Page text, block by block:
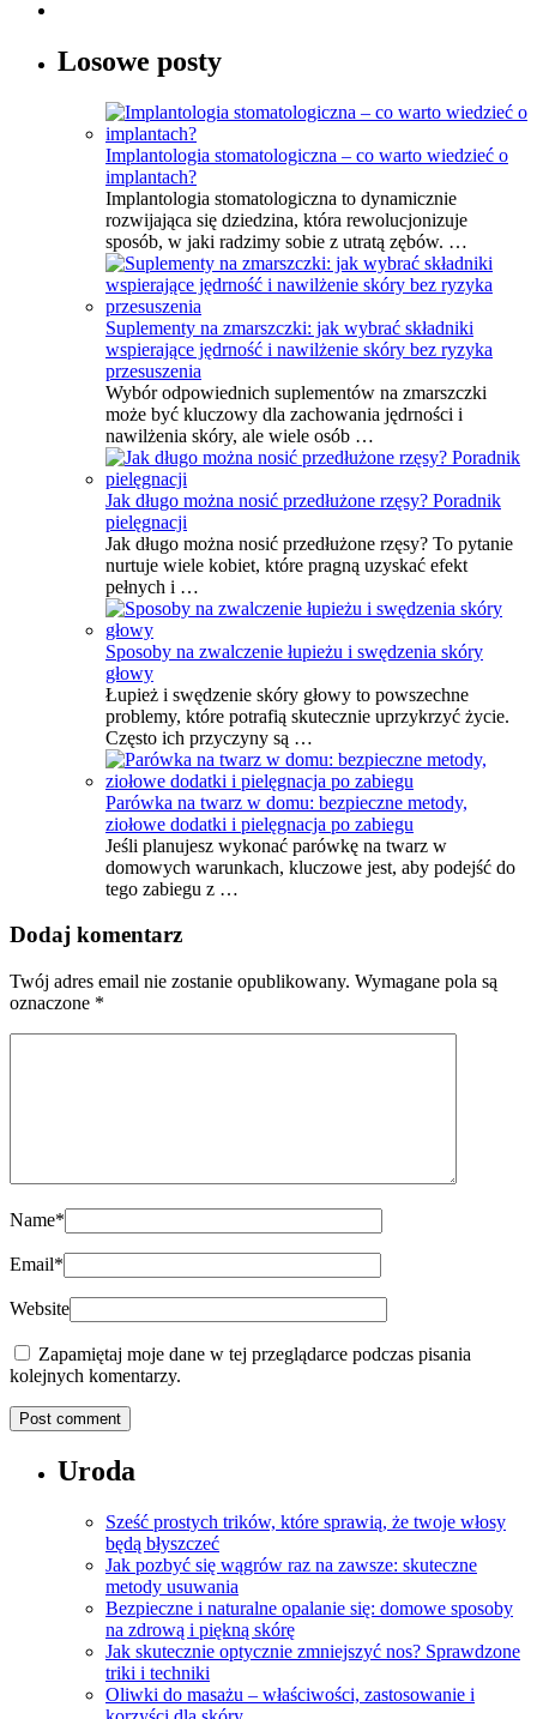
Losowe posty
Implantologia stomatologiczna – co warto wiedzieć o
implantach?
Implantologia stomatologiczna to dynamicznie
rozwijająca się dziedzina, która rewolucjonizuje
sposób, w jaki radzimy sobie z utratą zębów. …
Suplementy na zmarszczki: jak wybrać składniki
wspierające jędrność i nawilżenie skóry bez ryzyka
przesuszenia
Wybór odpowiednich suplementów na zmarszczki
może być kluczowy dla zachowania jędrności i
nawilżenia skóry, ale wiele osób …
Jak długo można nosić przedłużone rzęsy? Poradnik
pielęgnacji
Jak długo można nosić przedłużone rzęsy? To pytanie
nurtuje wiele kobiet, które pragną uzyskać efekt
pełnych i …
Sposoby na zwalczenie łupieżu i swędzenia skóry
głowy
Łupież i swędzenie skóry głowy to powszechne
problemy, które potrafią skutecznie uprzykrzyć życie.
Często ich przyczyny są …
Parówka na twarz w domu: bezpieczne metody,
ziołowe dodatki i pielęgnacja po zabiegu
Jeśli planujesz wykonać parówkę na twarz w
domowych warunkach, kluczowe jest, aby podejść do
tego zabiegu z …
Dodaj komentarz
Twój adres email nie zostanie opublikowany. Wymagane pola są
oznaczone *
Name*
Email*
Website
Zapamiętaj moje dane w tej przeglądarce podczas pisania
kolejnych komentarzy.
Uroda
Sześć prostych trików, które sprawią, że twoje włosy
będą błyszczeć
Jak pozbyć się wągrów raz na zawsze: skuteczne
metody usuwania
Bezpieczne i naturalne opalanie się: domowe sposoby
na zdrową i piękną skórę
Jak skutecznie optycznie zmniejszyć nos? Sprawdzone
triki i techniki
Oliwki do masażu – właściwości, zastosowanie i